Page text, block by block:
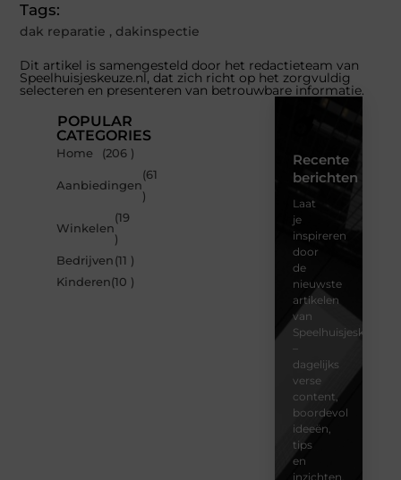
Tags:
dak reparatie , dakinspectie
Dit artikel is samengesteld door het redactieteam van
Speelhuisjeskeuze.nl, dat zich richt op het zorgvuldig
selecteren en presenteren van betrouwbare informatie.
POPULAR
CATEGORIES
Home (206 )
Aanbiedingen
(61
)
Winkelen
(19
)
Bedrijven (11 )
Kinderen(10 )
Recente
berichten
Laat
je
inspireren
door
de
nieuwste
artikelen
van
Speelhuisjeskeuze.nl
–
dagelijks
verse
content,
boordevol
ideeën,
tips
en
inzichten.